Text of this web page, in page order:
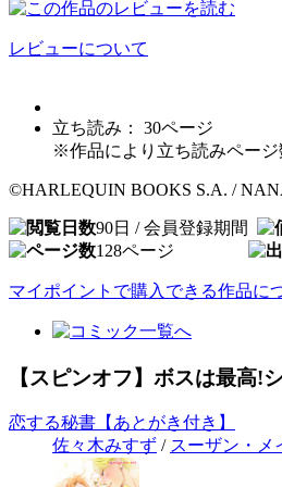
レビューについて
立ち読み： 30ページ
※作品により立ち読みペー
©HARLEQUIN BOOKS S.A. /
90日 / 会員登録期間
128ページ
マイポイントで購入できる作品に
【スピンオフ】ボスは最高!
恋する秘書【あとがき付き】
佐々木みすず / スーザン・メ